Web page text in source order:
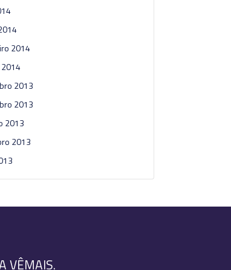
2014
2014
2013
2013
2013
2013
VÊMAIS.